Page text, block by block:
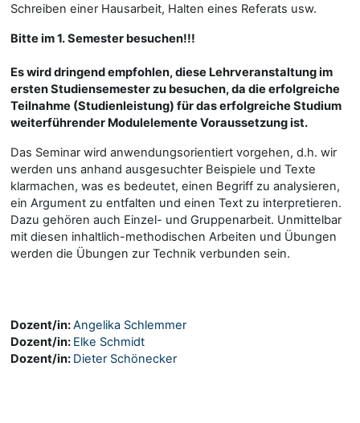
Schreiben einer Hausarbeit, Halten eines Referats usw.
Bitte im 1. Semester besuchen!!!
Es wird dringend empfohlen, diese Lehrveranstaltung im
ersten Studiensemester zu besuchen, da die erfolgreiche
Teilnahme (Studienleistung) für das erfolgreiche Studium
weiterführender Modulelemente Voraussetzung ist.
Das Seminar wird anwendungsorientiert vorgehen, d.h. wir
werden uns anhand ausgesuchter Beispiele und Texte
klarmachen, was es bedeutet, einen Begriff zu analysieren,
ein Argument zu entfalten und einen Text zu interpretieren.
Dazu gehören auch Einzel- und Gruppenarbeit. Unmittelbar
mit diesen inhaltlich-methodischen Arbeiten und Übungen
werden die Übungen zur Technik verbunden sein.
Dozent/in:Angelika Schlemmer
Dozent/in: Elke Schmidt
Dozent/in: Dieter Schönecker